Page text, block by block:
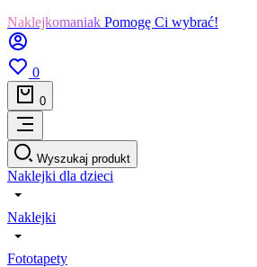
Naklejkomaniak Pomogę Ci wybrać!
0
0
Wyszukaj produkt
Naklejki dla dzieci
Naklejki
Fototapety